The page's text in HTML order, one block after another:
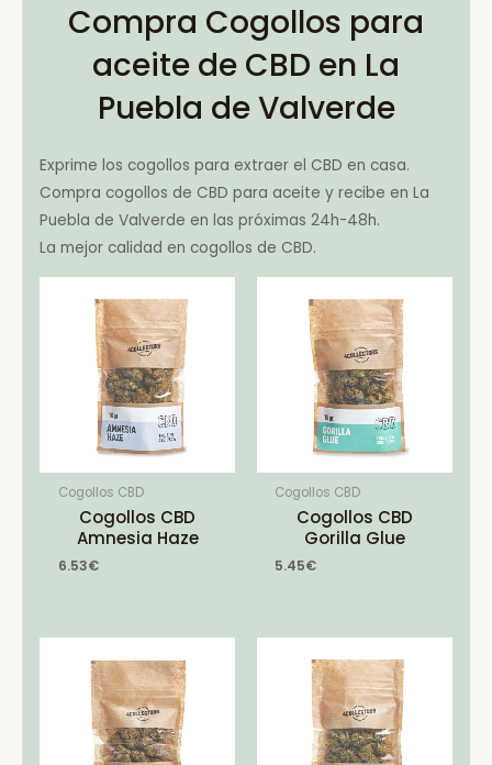
Compra Cogollos para
aceite de CBD en La
Puebla de Valverde
Exprime los cogollos para extraer el CBD en casa.
Compra cogollos de CBD para aceite y recibe en La
Puebla de Valverde en las próximas 24h-48h.
La mejor calidad en cogollos de CBD.
Cogollos CBD
Cogollos CBD
Amnesia Haze
6.53€
Cogollos CBD
Cogollos CBD
Gorilla Glue
5.45€